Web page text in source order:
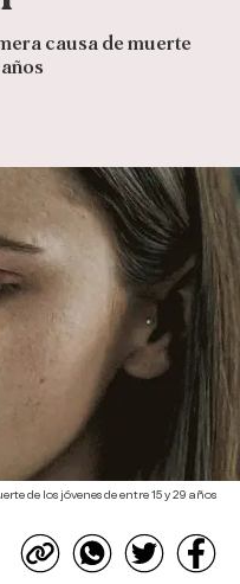
causa de muerte
de los jóvenes de entre 15 y 29 años